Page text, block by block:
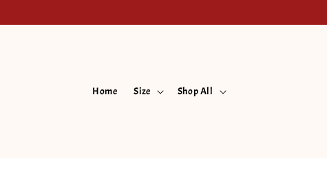
Home Size Shop All